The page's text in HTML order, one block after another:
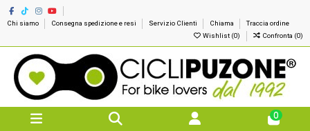
Chi siamo Consegna spedizione e resi Servizio Clienti Chiama
Traccia ordine
Wishlist (0) Confronta (0)
0